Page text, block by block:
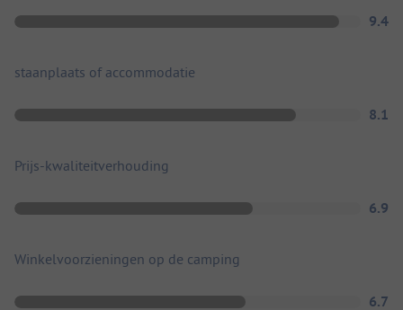
9.4
staanplaats of accommodatie
8.1
Prijs-kwaliteitverhouding
6.9
Winkelvoorzieningen op de camping
6.7